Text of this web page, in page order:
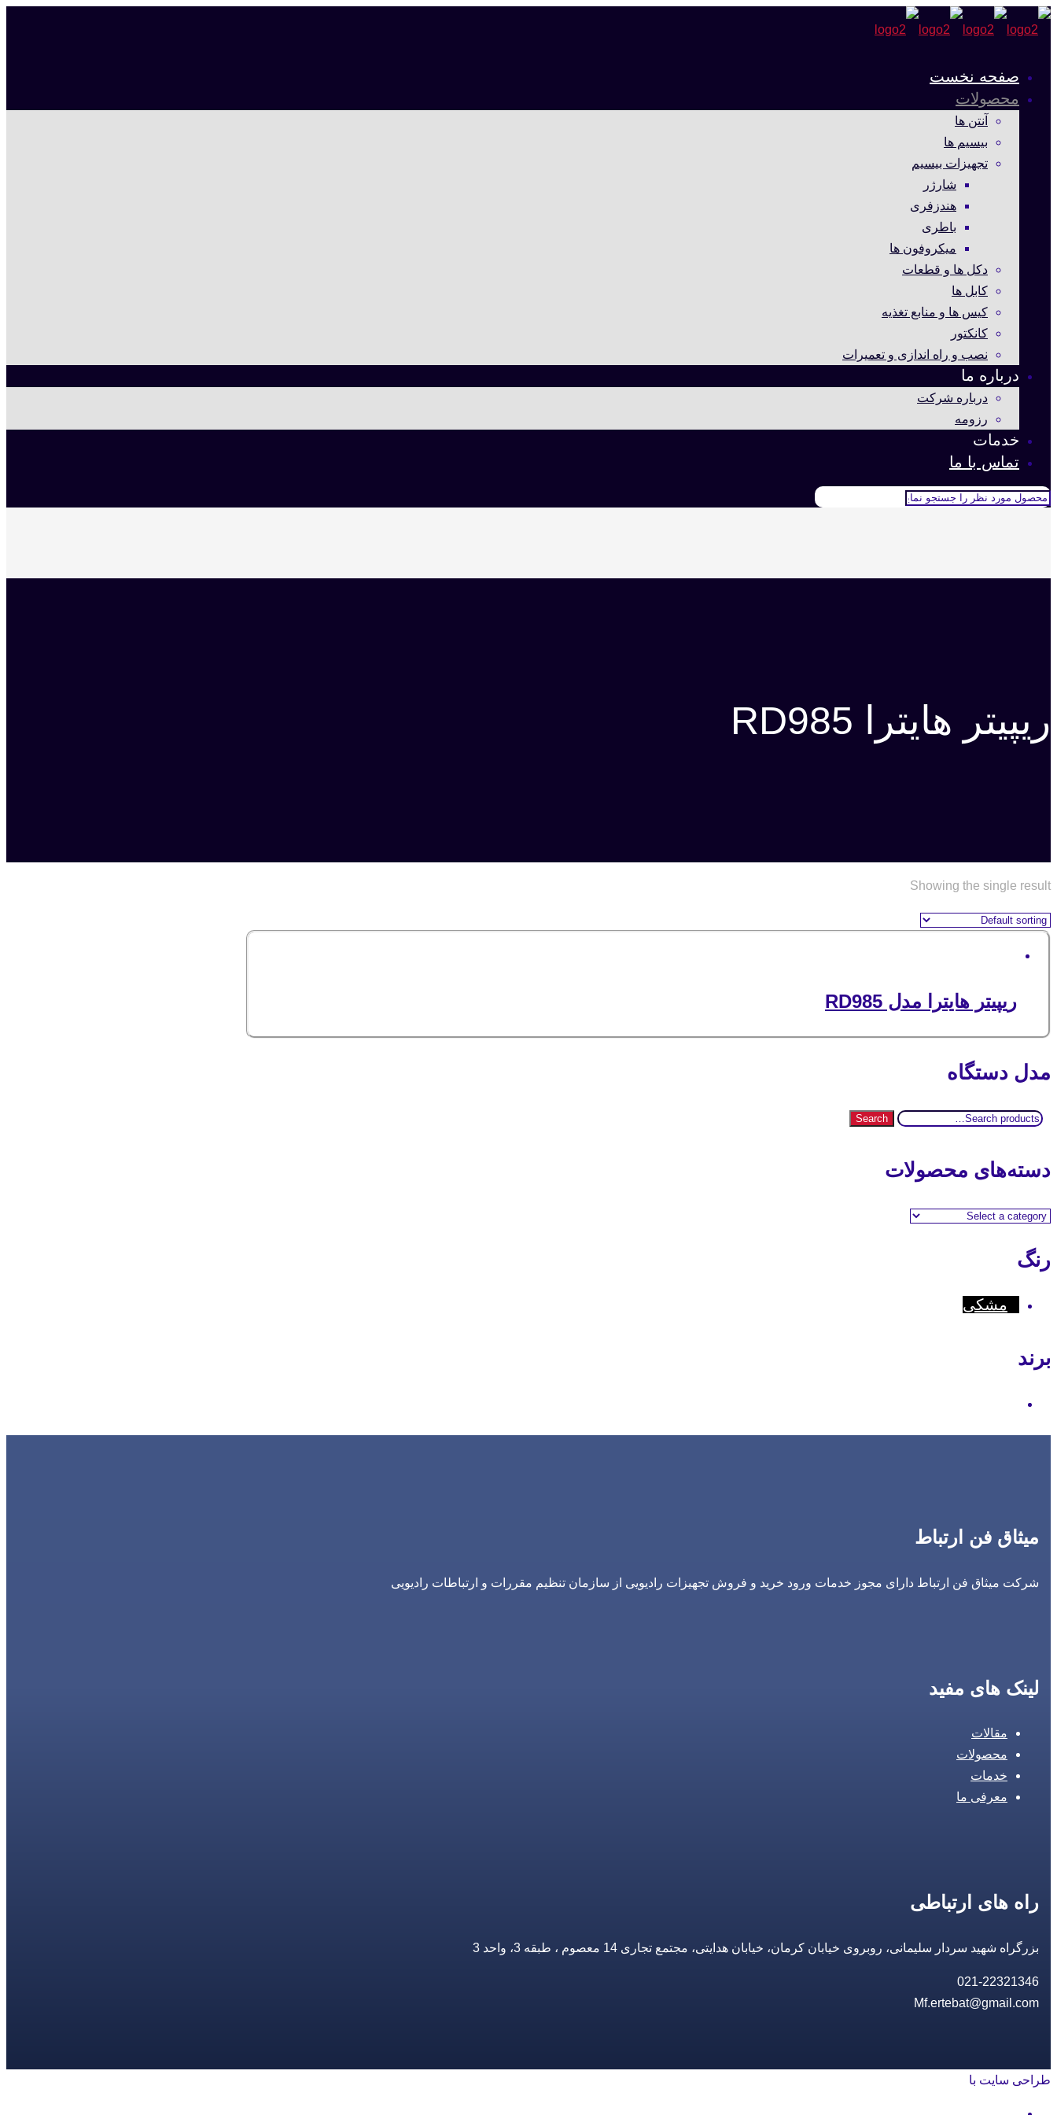
صفحه نخست
محصولات
آنتن ها
بیسیم ها
تجهیزات بیسیم
شارژر
هندزفری
باطری
میکروفون ها
دکل ها و قطعات
کابل ها
کیس ها و منابع تغذیه
کانکتور
نصب و راه اندازی و تعمیرات
درباره ما
درباره شرکت
رزومه
خدمات
تماس با ما
ریپیتر هایترا RD985
Showing the single result
ریپیتر هایترا مدل RD985
مدل دستگاه
Search
Search
دسته‌های محصولات
رنگ
مشکی
برند
میثاق فن ارتباط
شرکت میثاق فن ارتباط دارای مجوز خدمات ورود خرید و فروش تجهیزات رادیویی از سازمان تنظیم مقررات و ارتباطات رادیویی
لینک های مفید
مقالات
محصولات
خدمات
معرفی ما
راه های ارتباطی
بزرگراه شهید سردار سلیمانی، روبروی خیابان کرمان، خیابان هدایتی، مجتمع تجاری 14 معصوم ، طبقه 3، واحد 3
021-22321346
Mf.ertebat@gmail.com
طراحی سایت با